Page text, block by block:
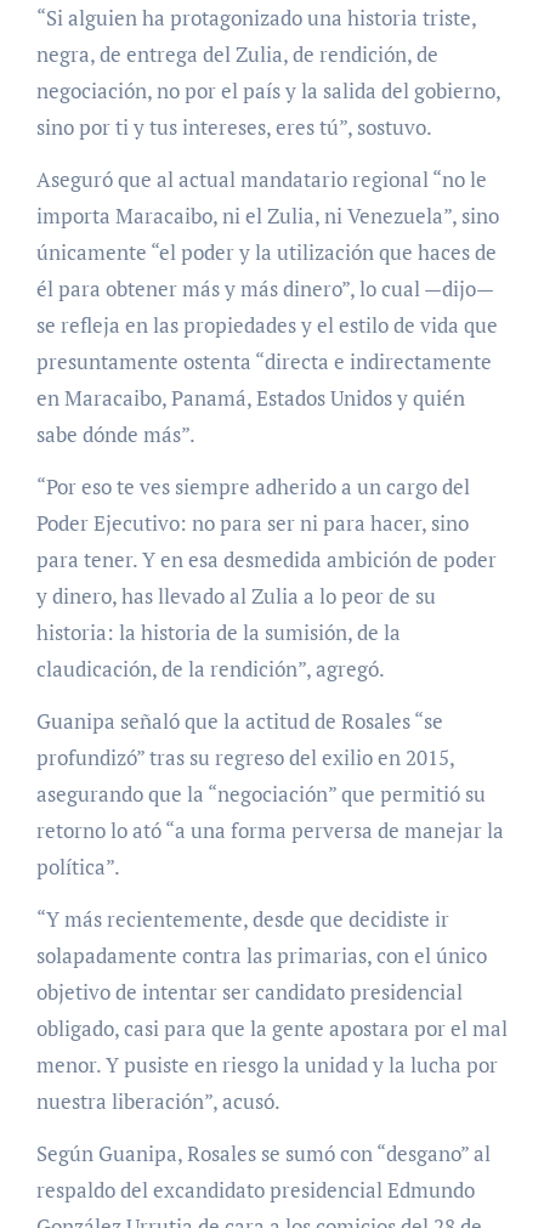
“Si alguien ha protagonizado una historia triste,
negra, de entrega del Zulia, de rendición, de
negociación, no por el país y la salida del gobierno,
sino por ti y tus intereses, eres tú”, sostuvo.
Aseguró que al actual mandatario regional “no le
importa Maracaibo, ni el Zulia, ni Venezuela”, sino
únicamente “el poder y la utilización que haces de
él para obtener más y más dinero”, lo cual —dijo—
se refleja en las propiedades y el estilo de vida que
presuntamente ostenta “directa e indirectamente
en Maracaibo, Panamá, Estados Unidos y quién
sabe dónde más”.
“Por eso te ves siempre adherido a un cargo del
Poder Ejecutivo: no para ser ni para hacer, sino
para tener. Y en esa desmedida ambición de poder
y dinero, has llevado al Zulia a lo peor de su
historia: la historia de la sumisión, de la
claudicación, de la rendición”, agregó.
Guanipa señaló que la actitud de Rosales “se
profundizó” tras su regreso del exilio en 2015,
asegurando que la “negociación” que permitió su
retorno lo ató “a una forma perversa de manejar la
política”.
“Y más recientemente, desde que decidiste ir
solapadamente contra las primarias, con el único
objetivo de intentar ser candidato presidencial
obligado, casi para que la gente apostara por el mal
menor. Y pusiste en riesgo la unidad y la lucha por
nuestra liberación”, acusó.
Según Guanipa, Rosales se sumó con “desgano” al
respaldo del excandidato presidencial Edmundo